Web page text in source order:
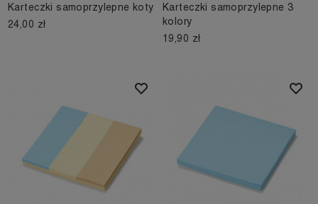
Karteczki samoprzylepne koty
24,00 zł
Karteczki samoprzylepne 3
kolory
19,90 zł